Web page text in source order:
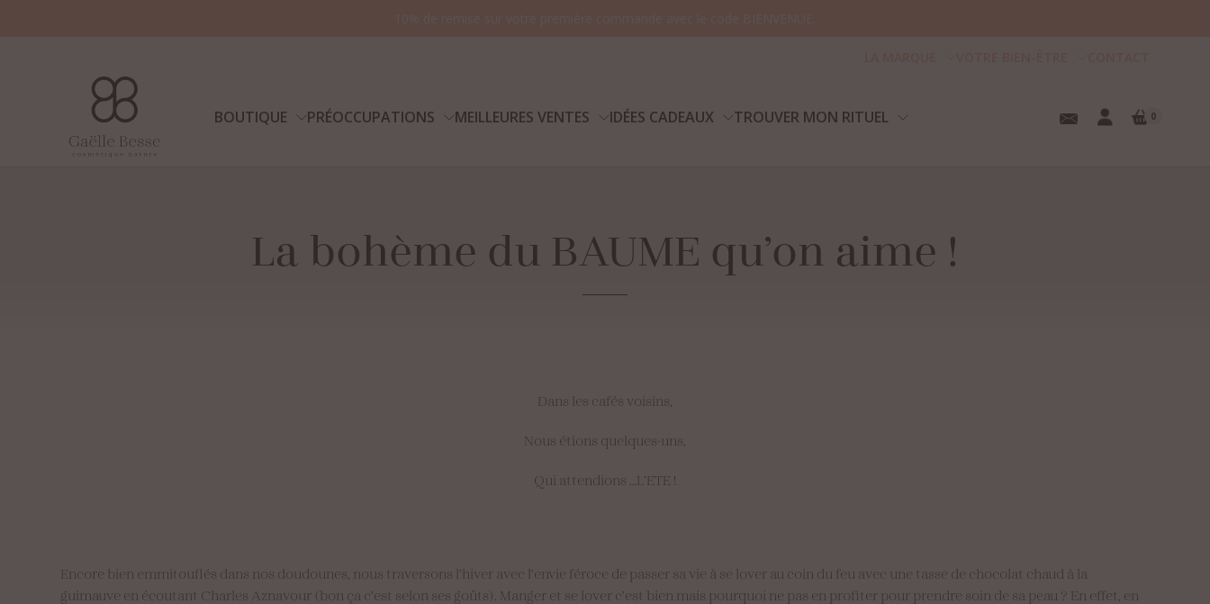
BOUTIQUE PRÉOCCUPATIONS MEILLEURES VENTES IDÉES CADEAUX TROUVER MON RITUEL 0
Votre panier est vide.
La bohème du BAUME qu’on aime !
Dans les cafés voisins,
Nous étions quelques-uns,
Qui attendions …L’ETE !
Encore bien emmitouflés dans nos doudounes, nous traversons l’hiver avec l’envie féroce de passer sa vie à se lover au coin du feu avec une tasse de chocolat chaud à la
guimauve en écoutant Charles Aznavour (bon ça c’est selon ses goûts). Manger et se lover c’est bien mais pourquoi ne pas en profiter pour prendre soin de sa peau ? En effet, en